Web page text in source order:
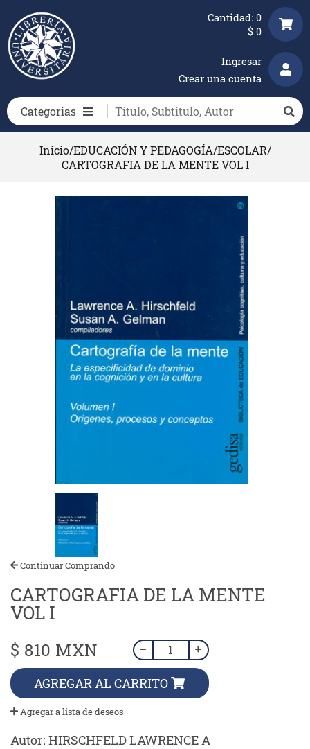
Categorias
Ingresar
Crear una cuenta
Cantidad: 0
$ 0
Inicio/EDUCACIÓN Y PEDAGOGÍA/ESCOLAR/
CARTOGRAFIA DE LA MENTE VOL I
Continuar Comprando
CARTOGRAFIA DE LA MENTE
VOL I
$ 810 MXN
AGREGAR AL CARRITO
Agregar a lista de deseos
Autor: HIRSCHFELD LAWRENCE A